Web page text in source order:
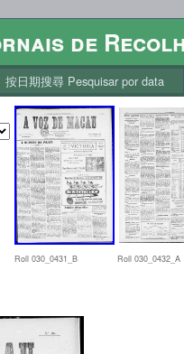
de
按日期搜尋 Pesquisar por data
Roll 030_0431_B Roll 030_0432_A